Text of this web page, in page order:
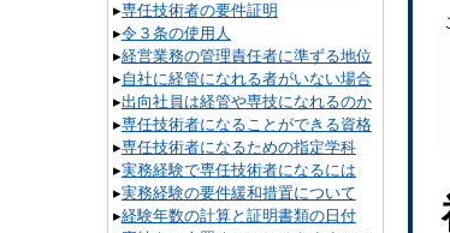
▸専任技術者の要件証明
▸令３条の使用人
▸経営業務の管理責任者に準ずる地位
▸自社に経管になれる者がいない場合
▸出向社員は経管や専技になれるのか
▸専任技術者になることができる資格
▸専任技術者になるための指定学科
▸実務経験で専任技術者になるには
▸実務経験の要件緩和措置について
▸経験年数の計算と証明書類の日付